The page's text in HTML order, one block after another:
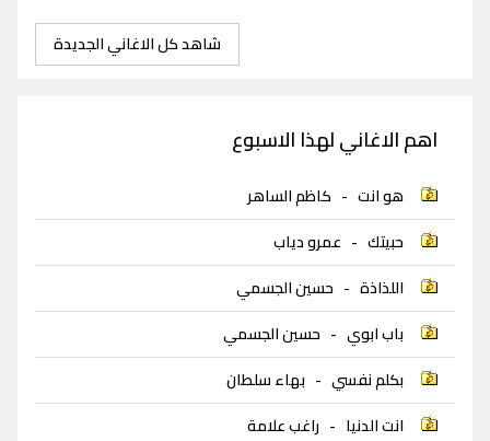
شاهد كل الاغاني الجديدة
اهم الاغاني لهذا الاسبوع
هو انت - كاظم الساهر
حبيتك - عمرو دياب
اللذاذة - حسين الجسمي
باب ابوي - حسين الجسمي
بكلم نفسي - بهاء سلطان
انت الدنيا - راغب علامة